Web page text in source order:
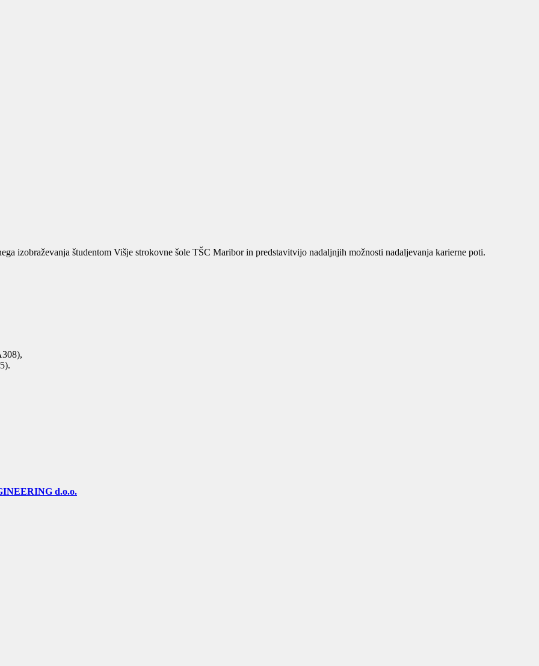
izobraževanja študentom Višje strokovne šole TŠC Maribor in predstavitvijo nadaljnjih možnosti nadaljevanja karierne poti.
d.o.o.